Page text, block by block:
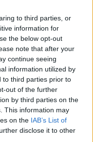
to third parties, or
information for
the below opt-out
note that after your
continue seeing
information utilized by
to third parties prior to
out of the further
by third parties on the
This information may
on the IAB’s List of
disclose it to other